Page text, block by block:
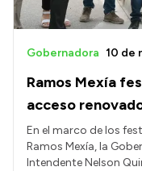
Ramos Mexía
acceso
Gobernadora 10 de
En el marco de los
Ramos Mexía, la
Intendente Nelson